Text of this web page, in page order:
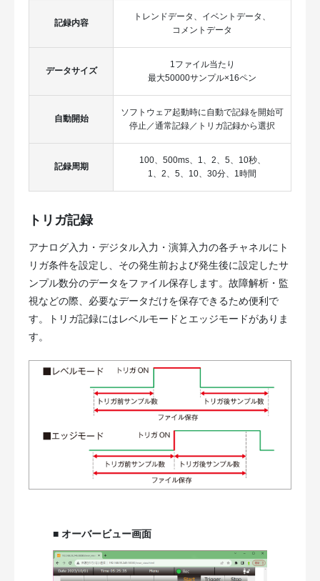
記録内容
トレンドデータ、イベントデータ、
コメントデータ
データサイズ
1ファイル当たり
最大50000サンプル×16ペン
自動開始
ソフトウェア起動時に自動で記録を開始可
停止／通常記録／トリガ記録から選択
記録周期
100、500ms、1、2、5、10秒、
1、2、5、10、30分、1時間
トリガ記録
アナログ入力・デジタル入力・演算入力の各チャネルにト
リガ条件を設定し、その発生前および発生後に設定したサ
ンプル数分のデータをファイル保存します。故障解析・監
視などの際、必要なデータだけを保存できるため便利で
す。トリガ記録にはレベルモードとエッジモードがありま
す。
■ オーバービュー画面